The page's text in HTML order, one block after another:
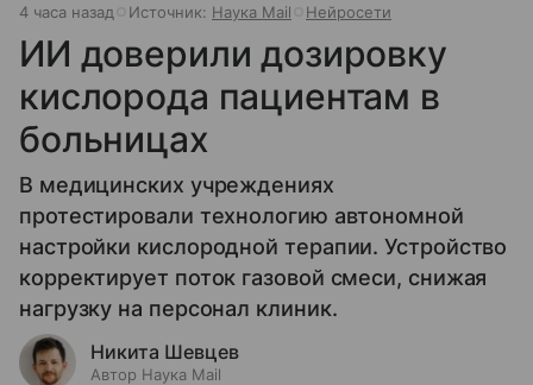
4 часа назад Источник: Наука Mail Нейросети
ИИ доверили дозировку
кислорода пациентам в
больницах
В медицинских учреждениях
протестировали технологию автономной
настройки кислородной терапии. Устройство
корректирует поток газовой смеси, снижая
нагрузку на персонал клиник.
Никита Шевцев
Автор Наука Mail